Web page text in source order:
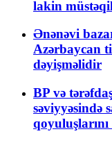
lakin
Ənənəvi
Azərbaycan
dəyişməlidir
BP və
səviyyəsində